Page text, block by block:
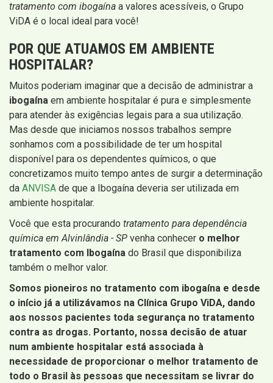
tratamento com ibogaína a valores acessíveis, o Grupo
ViDA é o local ideal para você!
POR QUE ATUAMOS EM AMBIENTE
HOSPITALAR?
Muitos poderiam imaginar que a decisão de administrar a
ibogaína em ambiente hospitalar é pura e simplesmente
para atender às exigências legais para a sua utilização.
Mas desde que iniciamos nossos trabalhos sempre
sonhamos com a possibilidade de ter um hospital
disponível para os dependentes químicos, o que
concretizamos muito tempo antes de surgir a determinação
da ANVISA de que a Ibogaína deveria ser utilizada em
ambiente hospitalar.
Você que esta procurando tratamento para dependência
química em Alvinlândia - SP venha conhecer o melhor
tratamento com Ibogaína do Brasil que disponibiliza
também o melhor valor.
Somos pioneiros no tratamento com ibogaína e desde
o início já a utilizávamos na Clínica Grupo ViDA, dando
aos nossos pacientes toda segurança no tratamento
contra as drogas. Portanto, nossa decisão de atuar
num ambiente hospitalar está associada à
necessidade de proporcionar o melhor tratamento de
todo o Brasil às pessoas que necessitam se livrar do